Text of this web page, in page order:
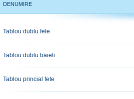
DENUMIRE
Tablou dublu fete
Tablou dublu baieti
Tablou princial fete